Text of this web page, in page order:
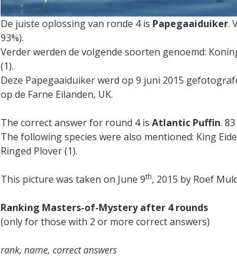
De juiste oplossing van ronde 4 is Papegaaiduiker.
93%).
Verder werden de volgende soorten genoemd:
(1).
Deze Papegaaiduiker werd op 9 juni 2015
op de Farne Eilanden, UK.
The correct answer for round 4 is Atlantic Puffin.
The following species were also mentioned: King
Ringed Plover (1).
This picture was taken on June 9th, 2015 by Roef
Ranking Masters-of-Mystery after 4 rounds
(only for those with 2 or more correct answers)
rank, name, correct answers